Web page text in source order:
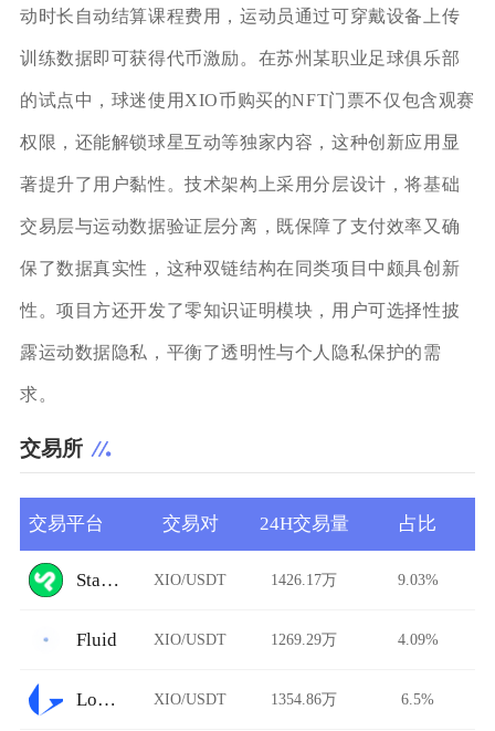
动时长自动结算课程费用，运动员通过可穿戴设备上传
训练数据即可获得代币激励。在苏州某职业足球俱乐部
的试点中，球迷使用XIO币购买的NFT门票不仅包含观赛
权限，还能解锁球星互动等独家内容，这种创新应用显
著提升了用户黏性。技术架构上采用分层设计，将基础
交易层与运动数据验证层分离，既保障了支付效率又确
保了数据真实性，这种双链结构在同类项目中颇具创新
性。项目方还开发了零知识证明模块，用户可选择性披
露运动数据隐私，平衡了透明性与个人隐私保护的需
求。
交易所
交易平台 交易对 24H交易量 占比
StarkDefi XIO/USDT 1426.17万 9.03%
Fluid XIO/USDT 1269.29万 4.09%
Loopring XIO/USDT 1354.86万 6.5%